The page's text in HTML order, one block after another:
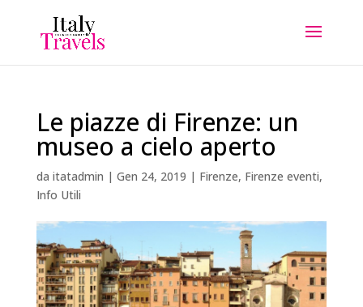
Le piazze di Firenze: un
museo a cielo aperto
da itatadmin | Gen 24, 2019 | Firenze, Firenze eventi,
Info Utili